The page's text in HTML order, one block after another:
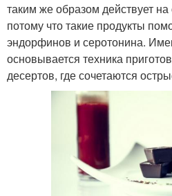
таким же образом действует
потому что такие продукты
эндорфинов и серотонина.
основывается техника
десертов, где сочетаются